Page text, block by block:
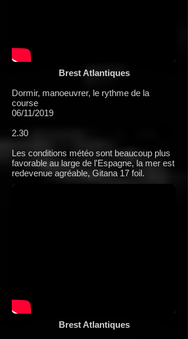
Brest Atlantiques
Dormir, manoeuvrer, le rythme de la
course
06/11/2019
2.30
Les conditions météo sont beaucoup plus
favorable au large de l'Espagne, la mer est
redevenue agréable, Gitana 17 foil.
Brest Atlantiques